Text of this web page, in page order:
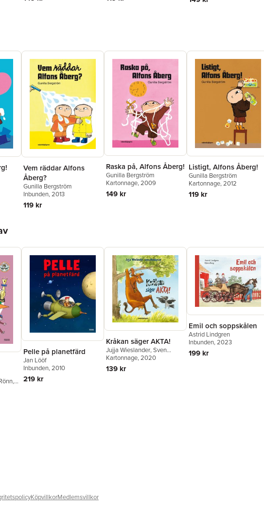
Vem räddar Alfons
Åberg?
Gunilla Bergström
Inbunden, 2013
119 kr
Raska på, Alfons Åberg!
Gunilla Bergström
Kartonnage, 2009
149 kr
Listigt, Alfons Åberg!
Gunilla Bergström
Kartonnage, 2012
119 kr
,
Pelle på planetfärd
Jan Lööf
Inbunden, 2010
219 kr
Kråkan säger AKTA!
Jujja Wieslander,Sven
Nordqvist
Kartonnage, 2020
139 kr
Emil och soppskålen
Astrid Lindgren
Inbunden, 2023
199 kr
KöpvillkorMedlemsvillkor